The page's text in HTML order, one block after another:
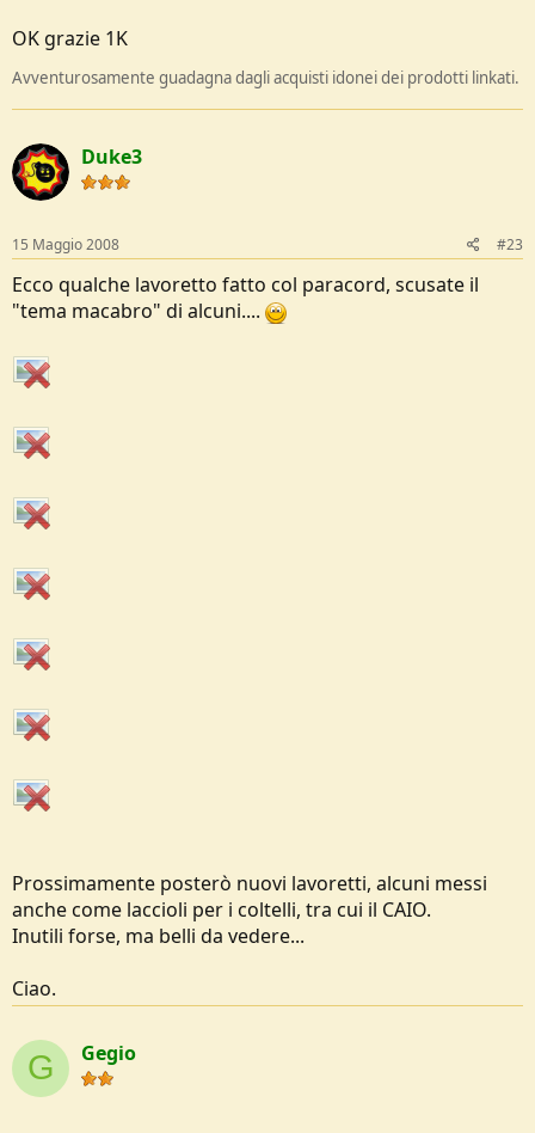
mo...ihZ001QQcategoryZ1267QQtcZphotoQQcmdZViewItem
OK grazie 1K
Avventurosamente guadagna dagli acquisti idonei dei prodotti linkati.
Duke3
15 Maggio 2008 #23
Ecco qualche lavoretto fatto col paracord, scusate il
"tema macabro" di alcuni....
Prossimamente posterò nuovi lavoretti, alcuni messi
anche come laccioli per i coltelli, tra cui il CAIO.
Inutili forse, ma belli da vedere...
Ciao.
G Gegio